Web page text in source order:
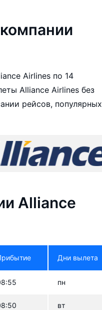
Airlines по 14
Alliance Airlines без
рейсов, популярных
Alliance
Дни вылета
пн
вт